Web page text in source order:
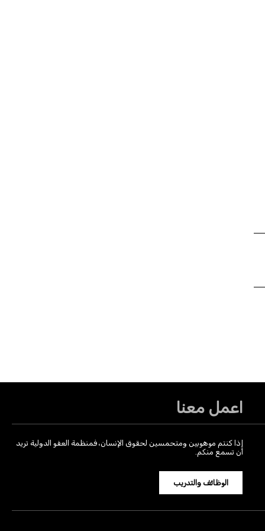
اعمل معنا
إذا كنتم موهوبين ومتحمسين لحقوق الإنسان، فمنظمة العفو الدولية تريد
أن تسمع منكم.
الوظائف والتدريب